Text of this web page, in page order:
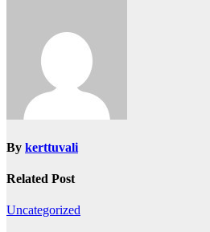
By kerttuvali
Related Post
Uncategorized